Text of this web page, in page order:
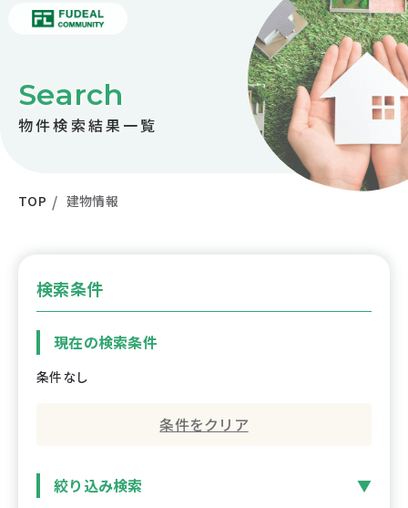
物件検索結果一覧
Search
TOP 建物情報
検索条件
現在の検索条件
条件なし
条件をクリア
絞り込み検索